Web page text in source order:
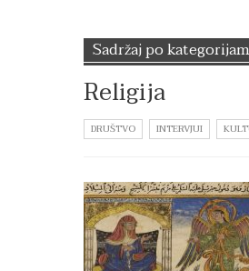
Sadržaj po
Religija
DRUŠTVO INTERVJUI